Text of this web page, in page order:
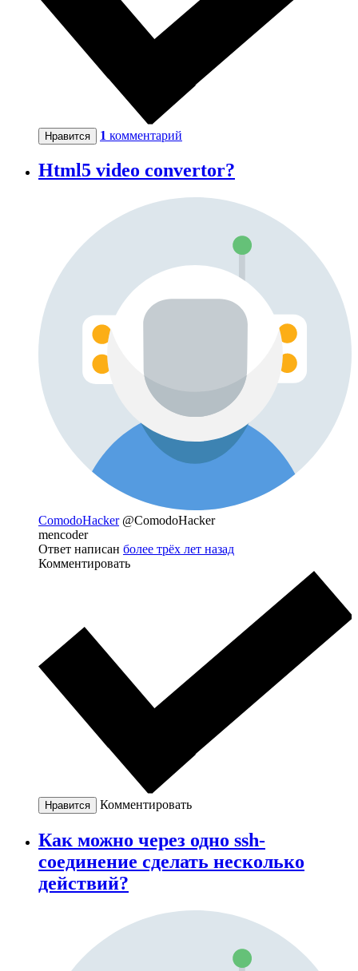
Нравится 1 комментарий
Html5 video convertor?
ComodoHacker @ComodoHacker
mencoder
Ответ написан более трёх лет назад
Комментировать
Нравится Комментировать
Как можно через одно ssh-
соединение сделать несколько
действий?